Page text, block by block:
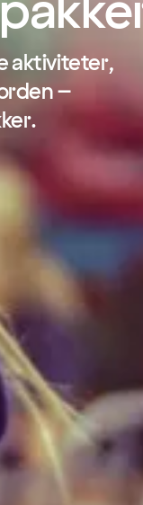
aktiviteter,
–